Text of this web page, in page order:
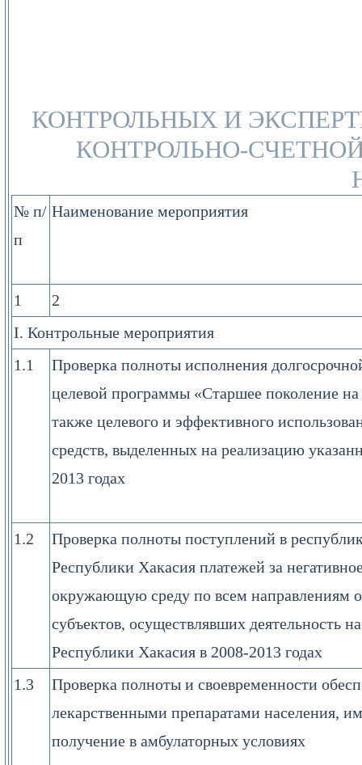
КОНТРОЛЬНЫХ И
КОНТРОЛЬНО-
№ п/
п
Наименование мероприятия
1
2
I. Контрольные мероприятия
1.1
Проверка полноты исполнения
целевой программы «Старшее поколение на
также целевого и эффективного
средств, выделенных на реализацию
2013 годах
1.2
Проверка полноты поступлений в
Республики Хакасия платежей за
окружающую среду по всем направлениям
субъектов, осуществлявших деятельность
Республики Хакасия в 2008-2013 годах
1.3
Проверка полноты и своевременности
лекарственными препаратами населения,
получение в амбулаторных условиях